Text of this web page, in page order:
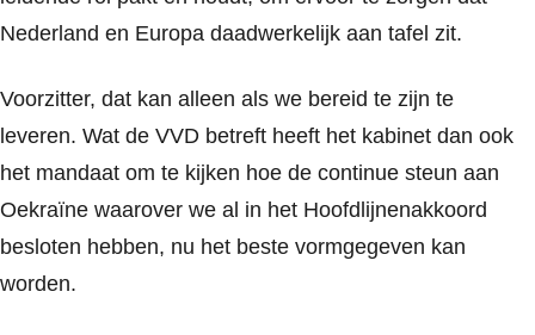
Nederland en Europa daadwerkelijk aan tafel zit.
Voorzitter, dat kan alleen als we bereid te zijn te
leveren. Wat de VVD betreft heeft het kabinet dan ook
het mandaat om te kijken hoe de continue steun aan
Oekraïne waarover we al in het Hoofdlijnenakkoord
besloten hebben, nu het beste vormgegeven kan
worden.